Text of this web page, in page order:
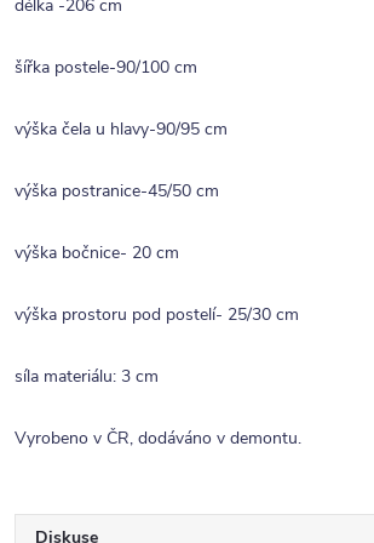
délka -206 cm
šířka postele-90/100 cm
výška čela u hlavy-90/95 cm
výška postranice-45/50 cm
výška bočnice- 20 cm
výška prostoru pod postelí- 25/30 cm
síla materiálu: 3 cm
Vyrobeno v ČR, dodáváno v demontu.
Diskuse